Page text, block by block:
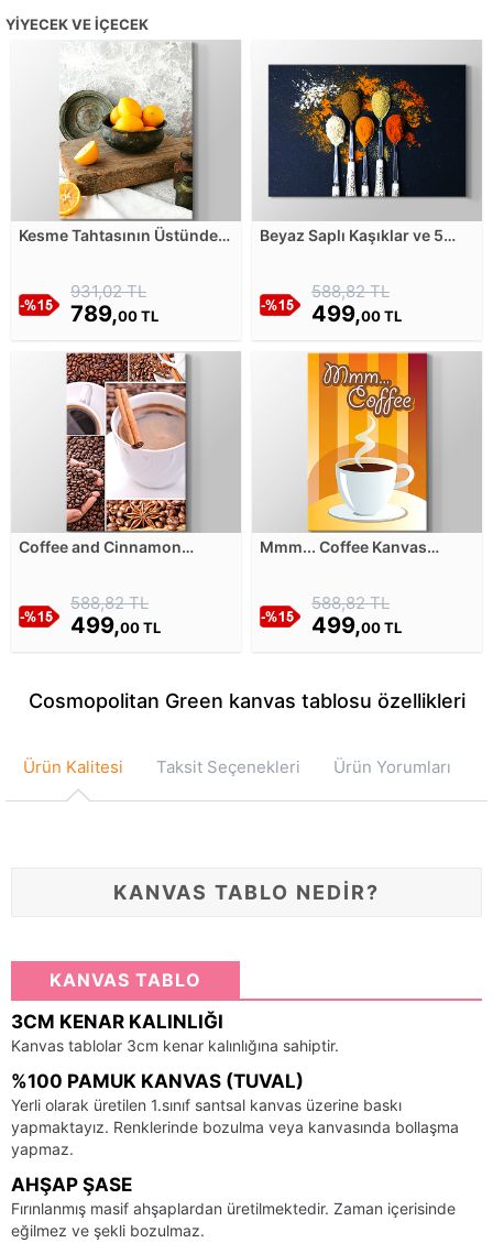
YIYECEK VE İÇECEK
Kesme Tahtasının Üstündeki
931,02 TL
789,00 TL
Beyaz Saplı Kaşıklar ve 5
588,82 TL
499,00 TL
Coffee and Cinnamon
588,82 TL
499,00 TL
Mmm... Coffee Kanvas
588,82 TL
499,00 TL
Cosmopolitan Green kanvas tablosu özellikleri
Ürün Kalitesi Taksit Seçenekleri Ürün Yorumları
KANVAS TABLO NEDİR?
KANVAS TABLO
3CM KENAR KALINLIĞI
Kanvas tablolar 3cm kenar kalınlığına sahiptir.
%100 PAMUK KANVAS (TUVAL)
Yerli olarak üretilen 1.sınıf santsal kanvas üzerine baskı
yapmaktayız. Renklerinde bozulma veya kanvasında bollaşma
yapmaz.
AHŞAP ŞASE
Fırınlanmış masif ahşaplardan üretilmektedir. Zaman içerisinde
eğilmez ve şekli bozulmaz.